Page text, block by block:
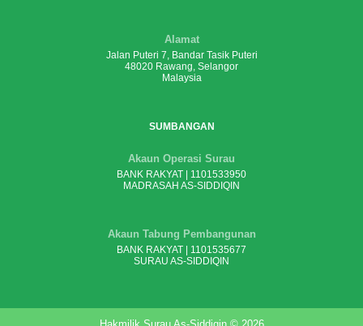
Alamat
Jalan Puteri 7, Bandar Tasik Puteri
48020 Rawang, Selangor
Malaysia
SUMBANGAN
Akaun Operasi Surau
BANK RAKYAT | 1101533950
MADRASAH AS-SIDDIQIN
Akaun Tabung Pembangunan
BANK RAKYAT | 1101535677
SURAU AS-SIDDIQIN